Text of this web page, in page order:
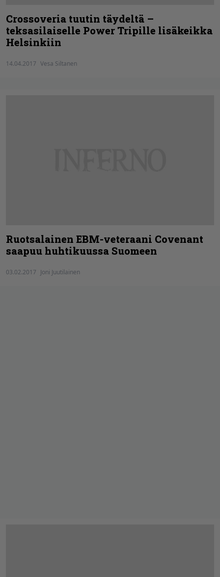
Crossoveria tuutin täydeltä –
teksasilaiselle Power Tripille lisäkeikka
Helsinkiin
14.04.2017 Vesa Siltanen
Ruotsalainen EBM-veteraani Covenant
saapuu huhtikuussa Suomeen
03.02.2017 Joni Juutilainen